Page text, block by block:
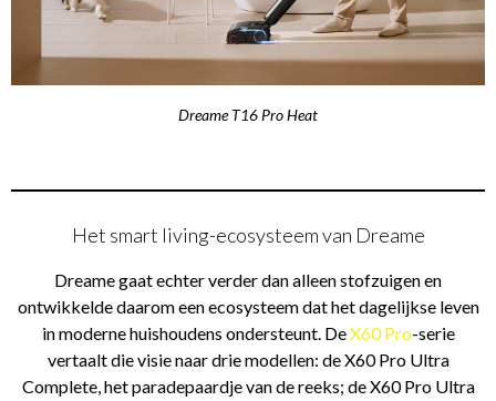
Dreame T16 Pro Heat
Het smart living-ecosysteem van Dreame
Dreame gaat echter verder dan alleen stofzuigen en
ontwikkelde daarom een ecosysteem dat het dagelijkse leven
in moderne huishoudens ondersteunt. DeX60 Pro-serie
vertaalt die visie naar drie modellen: de X60 Pro Ultra
Complete, het paradepaardje van de reeks; de X60 Pro Ultra